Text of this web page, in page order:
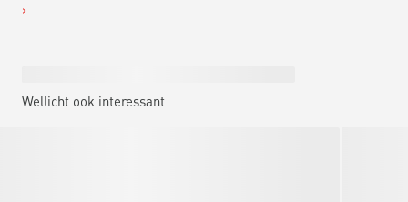
Wellicht ook interessant